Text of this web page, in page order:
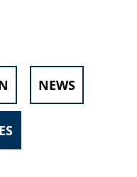
NEWS